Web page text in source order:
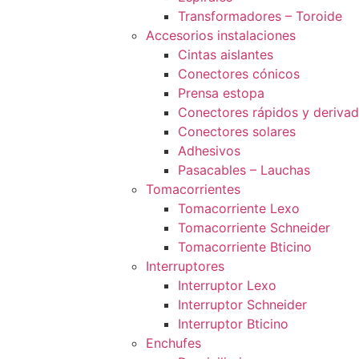
Transformadores – Toroide
Accesorios instalaciones
Cintas aislantes
Conectores cónicos
Prensa estopa
Conectores rápidos y
Conectores solares
Adhesivos
Pasacables – Lauchas
Tomacorrientes
Tomacorriente Lexo
Tomacorriente Schneider
Tomacorriente Bticino
Interruptores
Interruptor Lexo
Interruptor Schneider
Interruptor Bticino
Enchufes